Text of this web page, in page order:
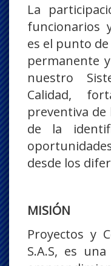
La
funcionarios
es el punto
permanente
nuestro
Calidad,
preventiva
de la
desde los
MISIÓN
Proyectos y
S.A.S, es